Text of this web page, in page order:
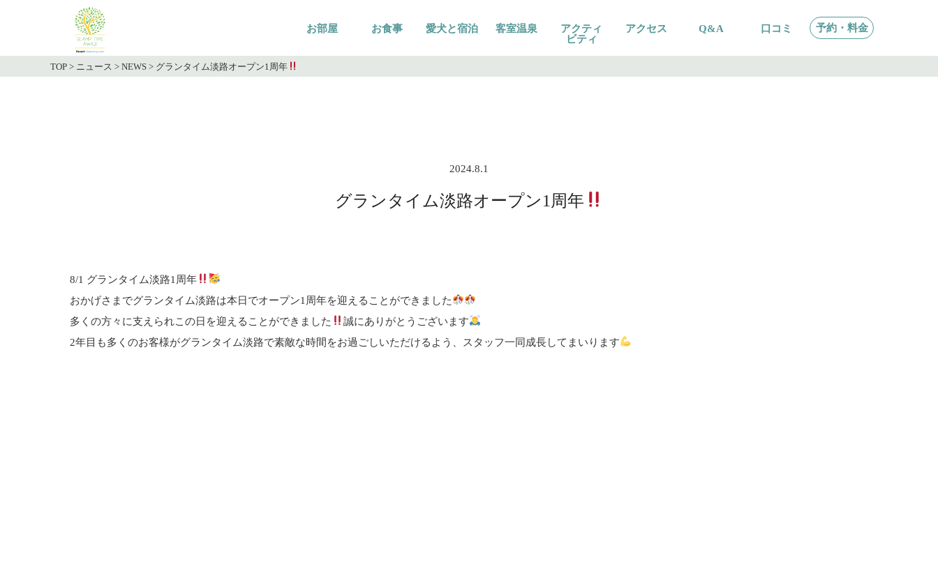
お部屋 お食事 愛犬と宿泊 客室温泉
アクティ
ビティ
アクセス Q&A 口コミ 予約・料金
TOP > ニュース > NEWS > グランタイム淡路オープン1周年
2024.8.1
グランタイム淡路オープン1周年
8/1 グランタイム淡路1周年
おかげさまでグランタイム淡路は本日でオープン1周年を迎えることができました
多くの方々に支えられこの日を迎えることができました
誠にありがとうございます
2年目も多くのお客様がグランタイム淡路で素敵な時間をお過ごしいただけるよう、スタッフ一同成長してまいります